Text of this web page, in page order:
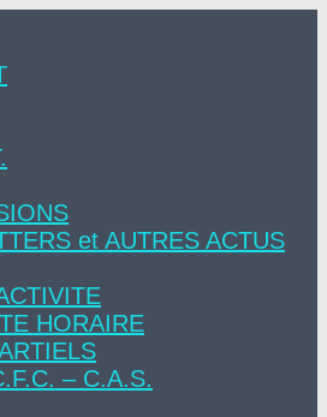
et AUTRES ACTUS
HORAIRE
– C.A.S.